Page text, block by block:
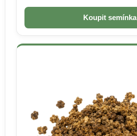
Koupit semínka